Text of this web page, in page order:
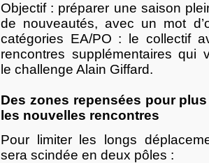
Objectif : préparer une saison
de nouveautés, avec un mot
catégories EA/PO : le collectif
rencontres supplémentaires qui
le challenge Alain Giffard.
Des zones repensées pour
les nouvelles rencontres
Pour limiter les longs
sera scindée en deux pôles :